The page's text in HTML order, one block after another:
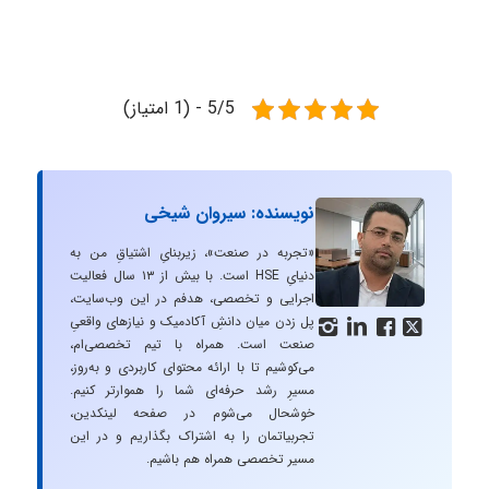
5/5 - (1 امتیاز)
   
نویسنده: سیروان شیخی
«تجربه در صنعت»، زیربنایِ اشتیاقِ من به
دنیایِ HSE است. با بیش از ۱۳ سال فعالیت
اجرایی و تخصصی، هدفم در این وب‌سایت،
پل زدن میان دانشِ آکادمیک و نیازهای واقعیِ
صنعت است. همراه با تیم تخصصی‌ام،
می‌کوشیم تا با ارائه محتوای کاربردی و به‌روز،
مسیرِ رشد حرفه‌ای شما را هموارتر کنیم.
خوشحال می‌شوم در صفحه لینکدین،
تجربیاتمان را به اشتراک بگذاریم و در این
مسیر تخصصی همراه هم باشیم.